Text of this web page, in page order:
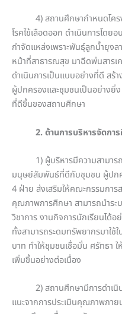
4) สถานศึกษากำหนดโครง
โรคไข้เลือดออก ดำเนินการโดย
กำจัดแหล่งเพราะพันธุ์ลูกน้ำยุงล
หน้าที่สาธารณสุข มาฉีดพ่นสารเ
ดำเนินการเป็นแบบอย่างที่ดี สร้
ผู้ปกครองและชุมชนเป็นอย่างยิ่
ที่ดีขึ้นของสถานศึกษา
2. ด้านการบริหารจัดการ
1) ผู้บริหารมีความสามารถ
มนุษย์สัมพันธ์ที่ดีกับชุมชน ผู้ปกค
4 ฝ่าย ส่งเสริมให้คณะกรรมกา
คุณภาพการศึกษา สามารถนำระ
วิชาการ งานกิจการนักเรียนได้
ทั้งสามารถระดมทรัพยากรมาใช้
บาท ทำให้ชุมชนเชื่อมั่น ศรัทธา
เพิ่มขึ้นอย่างต่อเนื่อง
2) สถานศึกษามีการดำเนิน
แนะจากการประเมินคุณภาพภา